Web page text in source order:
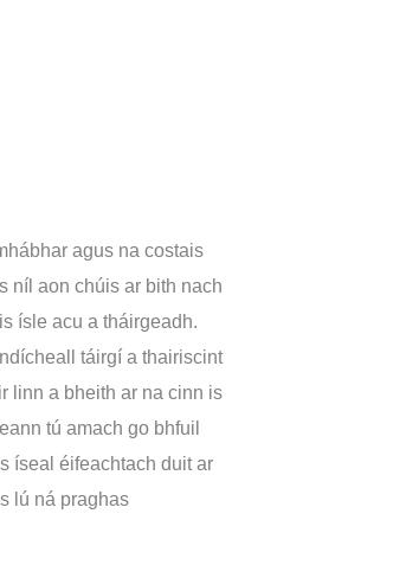
agus na costais
níl aon chúis ar bith nach
ísle acu a tháirgeadh.
táirgí a thairiscint
linn a bheith ar na cinn is
tú amach go bhfuil
íseal éifeachtach duit ar
lú ná praghas